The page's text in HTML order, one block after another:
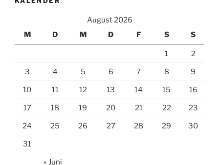
August 2026
M
D M D F S S
1 2
3 4 5 6 7 8 9
10 11 12 13 14 15 16
17 18 19 20 21 22 23
24 25 26 27 28 29 30
31
« Juni